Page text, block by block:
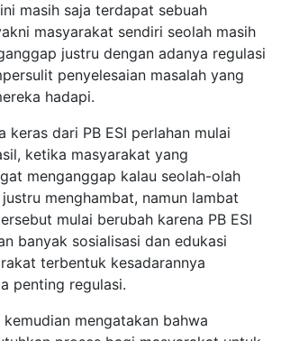
masih saja terdapat sebuah
masyarakat sendiri seolah masih
justru dengan adanya regulasi
penyelesaian masalah yang
hadapi.
keras dari PB ESI perlahan mulai
ketika masyarakat yang
menganggap kalau seolah-olah
menghambat, namun lambat
mulai berubah karena PB ESI
banyak sosialisasi dan edukasi
terbentuk kesadarannya
penting regulasi.
kemudian mengatakan bahwa